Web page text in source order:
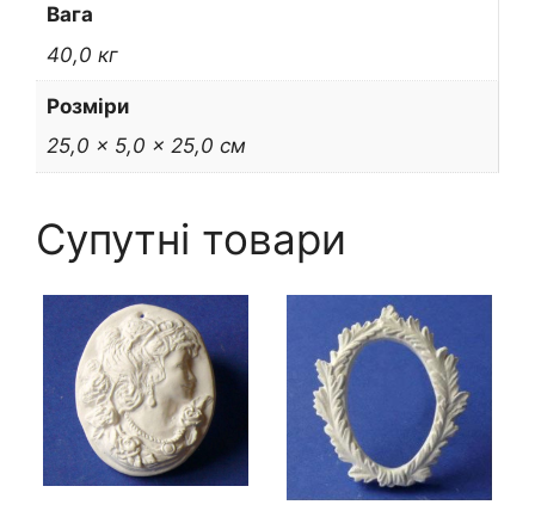
Вага
40,0 кг
Розміри
25,0 × 5,0 × 25,0 см
Супутні товари